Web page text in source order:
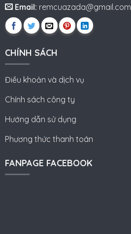
Email: remcuazada@gmail.com
CHÍNH SÁCH
Điều khoản và dịch vụ
Chính sách công ty
Hướng dẫn sử dụng
Phương thức thanh toán
FANPAGE FACEBOOK